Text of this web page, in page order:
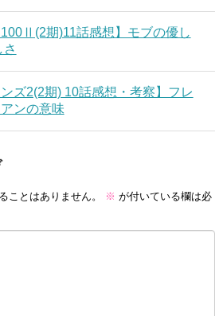
100Ⅱ(2期)11話感想】モブの優し
ンズ2(2期) 10話感想・考察】フレ
ンの意味
ことはありません。 ※ が付いている欄は必